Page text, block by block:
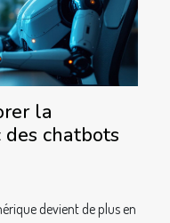
la
chatbots
devient de plus en